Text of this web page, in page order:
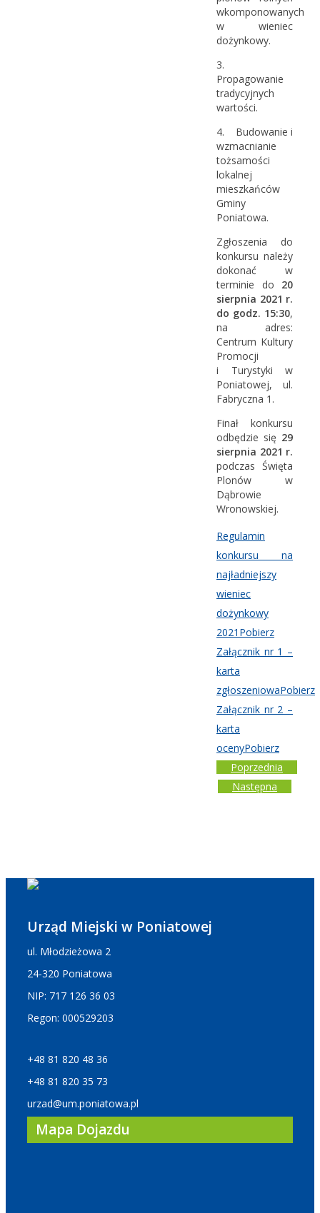
wkomponowanych
w wieniec
dożynkowy.
3.
Propagowanie
tradycyjnych
wartości.
4. Budowanie i
wzmacnianie
tożsamości
lokalnej
mieszkańców
Gminy
Poniatowa.
Zgłoszenia do
konkursu należy
dokonać w
terminie do 20
sierpnia 2021 r.
do godz. 15:30,
na adres:
Centrum Kultury
Promocji
i Turystyki w
Poniatowej, ul.
Fabryczna 1.
Finał konkursu
odbędzie się 29
sierpnia 2021 r.
podczas Święta
Plonów w
Dąbrowie
Wronowskiej.
Regulamin
konkursu na
najładniejszy
wieniec
dożynkowy
2021 Pobierz
Załącznik nr 1 –
karta
zgłoszeniowaPobierz
Załącznik nr 2 –
karta
ocenyPobierz
Poprzednia
Następna
Urząd Miejski w Poniatowej
ul. Młodzieżowa 2
24-320 Poniatowa
NIP: 717 126 36 03
Regon: 000529203
+48 81 820 48 36
+48 81 820 35 73
urzad@um.poniatowa.pl
Mapa Dojazdu